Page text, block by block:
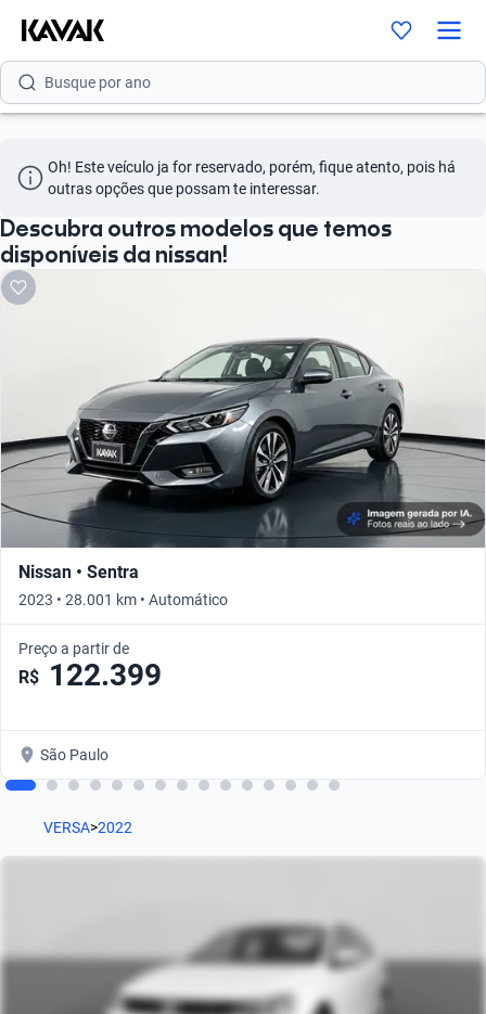
Busque por versão
Busque por ano
Oh! Este veículo ja for reservado, porém, fique atento, pois há
outras opções que possam te interessar.
Descubra outros modelos que temos
disponíveis da nissan!
Nissan • Sentra
2023 • 28.001 km • Automático
Preço a partir de
R$ 122.399
São Paulo
VERSA>2022